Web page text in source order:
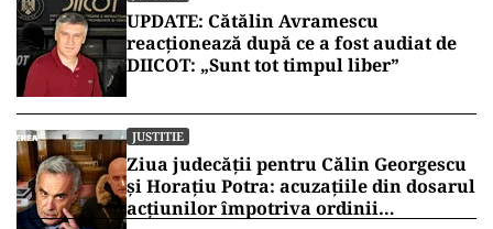
UPDATE: Cătălin Avramescu
reacționează după ce a fost audiat de
DIICOT: „Sunt tot timpul liber”
JUSTITIE
Ziua judecății pentru Călin Georgescu
și Horațiu Potra: acuzațiile din dosarul
acțiunilor împotriva ordinii